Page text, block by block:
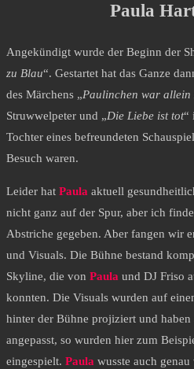
Paula
Angekündigt wurde der Beginn der
zu Blau“. Gestartet hat das Ganze
des Märchens „Paulinchen war allein
Struwwelpeter und „Die Liebe ist tot“
Tochter eines befreundeten
Besuch waren.
Leider hat Paula aktuell
nicht ganz auf der Spur, aber ich
Abstriche gegeben. Aber fangen wir
und Visuals. Die Bühne bestand
Skyline, die von Paula und DJ Friso
konnten. Die Visuals wurden auf
hinter der Bühne projiziert und
angepasst, so wurden hier zum
eingespielt. Paula wusste auch